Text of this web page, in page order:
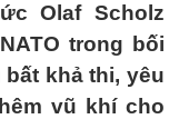
Olaf Scholz
trong bối
khả thi, yêu
vũ khí cho